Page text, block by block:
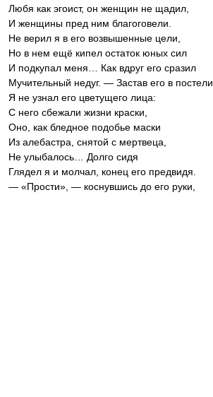
Любя как эгоист, он женщин не щадил,
И женщины пред ним благоговели.
Не верил я в его возвышенные цели,
Но в нем ещё кипел остаток юных сил
И подкупал меня… Как вдруг его сразил
Мучительный недуг. — Застав его в постели,
Я не узнал его цветущего лица:
С него сбежали жизни краски,
Оно, как бледное подобье маски
Из алебастра, снятой с мертвеца,
Не улыбалось… Долго сидя
Глядел я и молчал, конец его предвидя.
— «Прости», — коснувшись до его руки,